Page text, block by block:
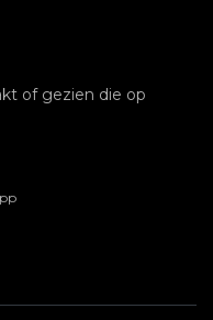
of gezien die op